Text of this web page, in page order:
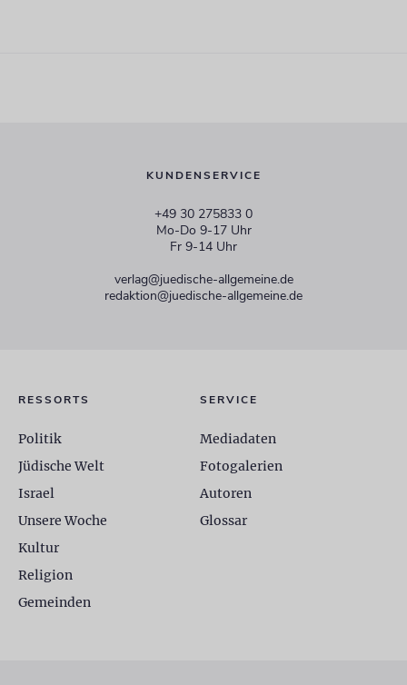
KUNDENSERVICE
+49 30 275833 0
Mo-Do 9-17 Uhr
Fr 9-14 Uhr
verlag@juedische-allgemeine.de
redaktion@juedische-allgemeine.de
RESSORTS
Politik
Jüdische Welt
Israel
Unsere Woche
Kultur
Religion
Gemeinden
SERVICE
Mediadaten
Fotogalerien
Autoren
Glossar